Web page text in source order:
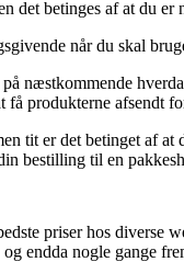
det betinges af at du
når du skal
næstkommende
få produkterne afsendt
tit er det betinget af
bestilling til en
priser hos diverse
endda nogle gange